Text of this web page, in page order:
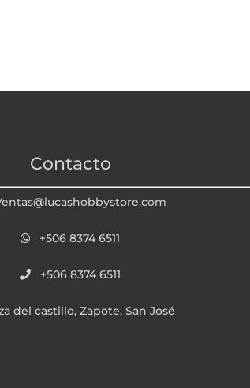
Contacto
+506 8374 6511
+506 8374 6511
del castillo, Zapote, San José